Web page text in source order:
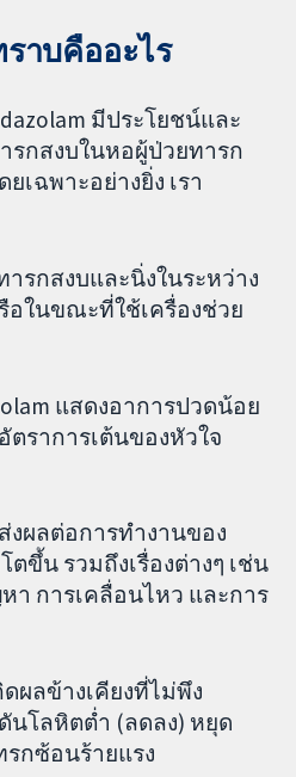
ราบคืออะไร
มีประโยชน์และ
รกสงบในหอผู้ป่วยทารก
เฉพาะอย่างยิ่ง เรา
ารกสงบและนิ่งในระหว่าง
ในขณะที่ใช้เครื่องช่วย
แสดงอาการปวดน้อย
ตราการเต้นของหัวใจ
งผลต่อการทำงานของ
ขึ้น รวมถึงเรื่องต่างๆ เช่น
า การเคลื่อนไหว และการ
ดผลข้างเคียงที่ไม่พึง
นโลหิตต่ำ (ลดลง) หยุด
กซ้อนร้ายแรง